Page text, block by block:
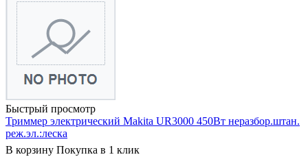
Быстрый просмотр
Триммер электрический Makita UR3000 450Вт неразбор.штан.
реж.эл.:леска
В корзину Покупка в 1 клик